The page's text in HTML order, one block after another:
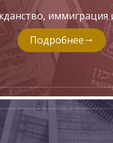
Подробнее